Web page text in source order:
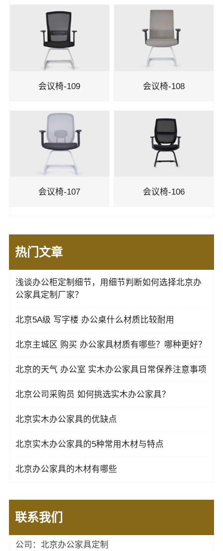
洽谈椅
机场椅
剧院椅
会议椅-109 会议椅-108
会议椅-107 会议椅-106
热门文章
浅谈办公柜定制细节，用细节判断如何选择北京办
公家具定制厂家？
北京5A级 写字楼 办公桌什么材质比较耐用
北京主城区 购买 办公家具材质有哪些？哪种更好？
北京的天气 办公室 实木办公家具日常保养注意事项
北京公司采购员 如何挑选实木办公家具？
北京实木办公家具的优缺点
北京实木办公家具的5种常用木材与特点
北京办公家具的木材有哪些
联系我们
公司：北京办公家具定制